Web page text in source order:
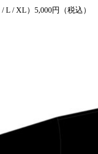
L / XL）5,000円（税込）